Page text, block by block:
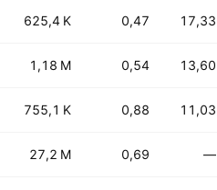
625,4 K 0,47 17,33
1,18 M 0,54 13,60
755,1 K 0,88 11,03
27,2 M 0,69 —